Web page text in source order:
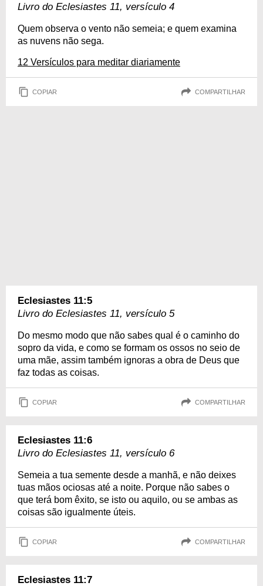
Livro do Eclesiastes 11, versículo 4
Quem observa o vento não semeia; e quem examina
as nuvens não sega.
12 Versículos para meditar diariamente
COPIAR COMPARTILHAR
Eclesiastes 11:5
Livro do Eclesiastes 11, versículo 5
Do mesmo modo que não sabes qual é o caminho do
sopro da vida, e como se formam os ossos no seio de
uma mãe, assim também ignoras a obra de Deus que
faz todas as coisas.
COPIAR COMPARTILHAR
Eclesiastes 11:6
Livro do Eclesiastes 11, versículo 6
Semeia a tua semente desde a manhã, e não deixes
tuas mãos ociosas até a noite. Porque não sabes o
que terá bom êxito, se isto ou aquilo, ou se ambas as
coisas são igualmente úteis.
COPIAR COMPARTILHAR
Eclesiastes 11:7